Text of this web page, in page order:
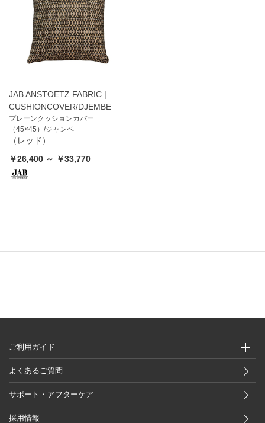
JAB ANSTOETZ FABRIC |
CUSHIONCOVER/DJEMBE
プレーンクッションカバー
（45×45）/ジャンベ
（レッド）
￥26,400 ～ ￥33,770
ご利用ガイド
よくあるご質問
サポート・アフターケア
採用情報